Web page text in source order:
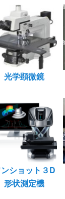
光学顕微鏡
ショット３D
形状測定機